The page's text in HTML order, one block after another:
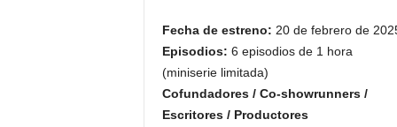
Fecha de estreno: 20 de febrero de
Episodios: 6 episodios de 1 hora
(miniserie limitada)
Cofundadores / Co-showrunners /
Escritores / Productores